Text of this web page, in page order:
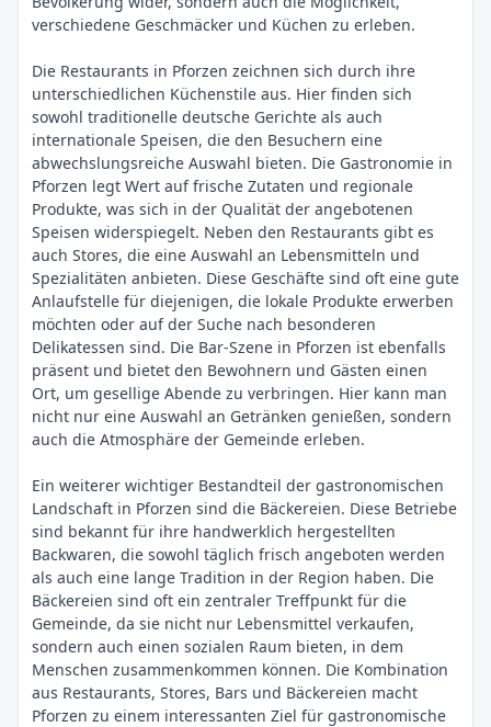
verschiedene Geschmäcker und Küchen zu erleben.
Die Restaurants in Pforzen zeichnen sich durch ihre
unterschiedlichen Küchenstile aus. Hier finden sich
sowohl traditionelle deutsche Gerichte als auch
internationale Speisen, die den Besuchern eine
abwechslungsreiche Auswahl bieten. Die Gastronomie in
Pforzen legt Wert auf frische Zutaten und regionale
Produkte, was sich in der Qualität der angebotenen
Speisen widerspiegelt. Neben den Restaurants gibt es
auch Stores, die eine Auswahl an Lebensmitteln und
Spezialitäten anbieten. Diese Geschäfte sind oft eine gute
Anlaufstelle für diejenigen, die lokale Produkte erwerben
möchten oder auf der Suche nach besonderen
Delikatessen sind. Die Bar-Szene in Pforzen ist ebenfalls
präsent und bietet den Bewohnern und Gästen einen
Ort, um gesellige Abende zu verbringen. Hier kann man
nicht nur eine Auswahl an Getränken genießen, sondern
auch die Atmosphäre der Gemeinde erleben.
Ein weiterer wichtiger Bestandteil der gastronomischen
Landschaft in Pforzen sind die Bäckereien. Diese Betriebe
sind bekannt für ihre handwerklich hergestellten
Backwaren, die sowohl täglich frisch angeboten werden
als auch eine lange Tradition in der Region haben. Die
Bäckereien sind oft ein zentraler Treffpunkt für die
Gemeinde, da sie nicht nur Lebensmittel verkaufen,
sondern auch einen sozialen Raum bieten, in dem
Menschen zusammenkommen können. Die Kombination
aus Restaurants, Stores, Bars und Bäckereien macht
Pforzen zu einem interessanten Ziel für gastronomische